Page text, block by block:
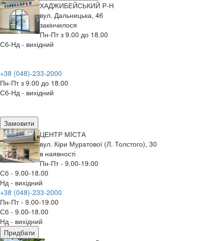
ХАДЖИБЕЙСЬКИЙ Р-Н
вул. Дальницька, 46
закінчилося
Пн-Пт з 9.00 до 18.00
Сб-Нд - вихідний
+38 (048)-233-2000
Пн-Пт з 9.00 до 18.00
Сб-Нд - вихідний
Замовити
ЦЕНТР МIСТА
вул. Кіри Муратової (Л. Толстого), 30
в наявності
Пн-Пт - 9.00-19.00
Сб - 9.00-18.00
Нд - вихідний
+38 (048)-233-2000
Пн-Пт - 9.00-19.00
Сб - 9.00-18.00
Нд - вихідний
Придбати